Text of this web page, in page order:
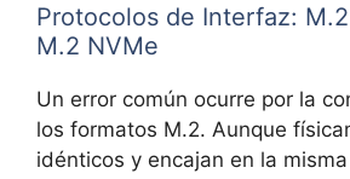
Protocolos de Interfaz: M.2
M.2 NVMe
Un error común ocurre por la
los formatos M.2. Aunque
idénticos y encajan en la